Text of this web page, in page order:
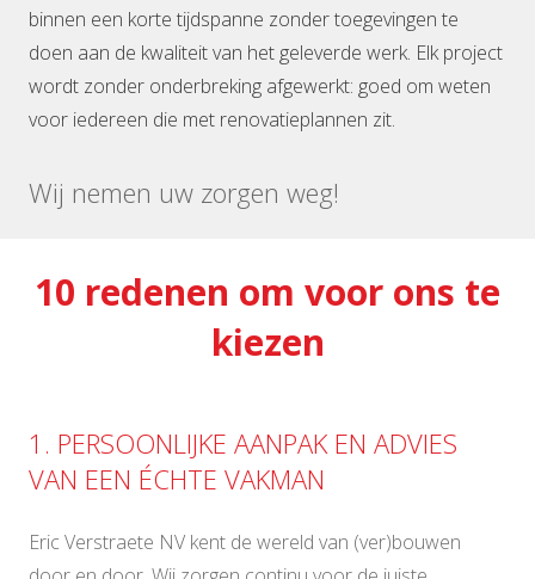
binnen een korte tijdspanne zonder toegevingen te
doen aan de kwaliteit van het geleverde werk. Elk project
wordt zonder onderbreking afgewerkt: goed om weten
voor iedereen die met renovatieplannen zit.
Wij nemen uw zorgen weg!
10 redenen om voor ons te
kiezen
1. PERSOONLIJKE AANPAK EN ADVIES
VAN EEN ÉCHTE VAKMAN
Eric Verstraete NV kent de wereld van (ver)bouwen